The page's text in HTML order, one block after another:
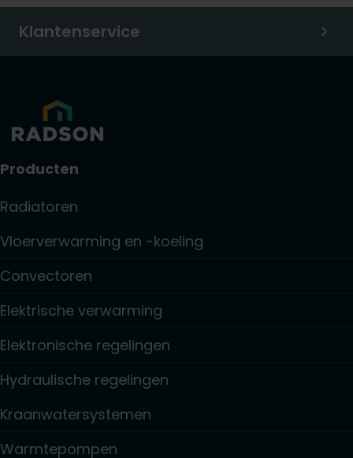
Klantenservice
Producten
Radiatoren
Vloerverwarming en -koeling
Convectoren
Elektrische verwarming
Elektronische regelingen
Hydraulische regelingen
Kraanwatersystemen
Warmtepompen